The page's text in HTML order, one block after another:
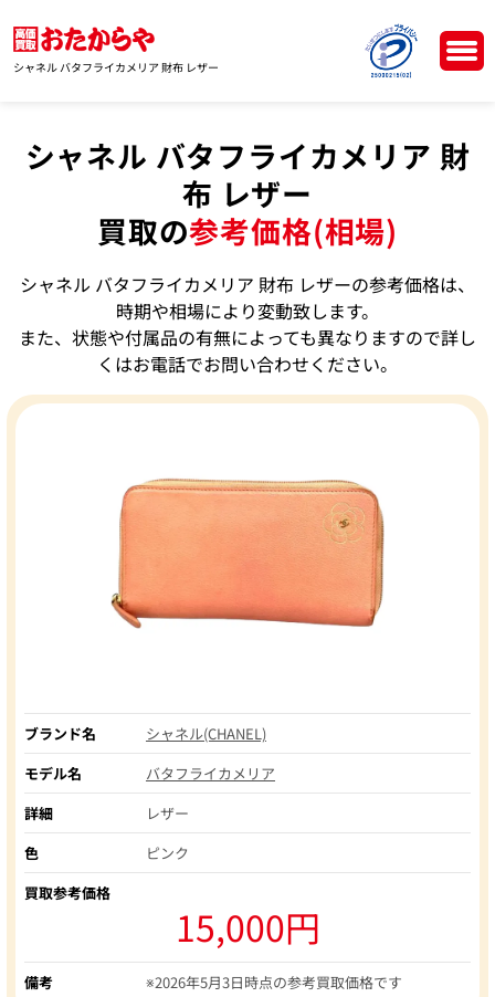
シャネル バタフライカメリア 財布 レザー
シャネル バタフライカメリア 財
布 レザー
買取の参考価格(相場)
シャネル バタフライカメリア 財布 レザーの参考価格は、
時期や相場により変動致します。
また、状態や付属品の有無によっても異なりますので詳し
くはお電話でお問い合わせください。
ブランド名
シャネル(CHANEL)
モデル名
バタフライカメリア
詳細
レザー
色
ピンク
買取参考価格
15,000円
備考 ※2026年5月3日時点の参考買取価格です